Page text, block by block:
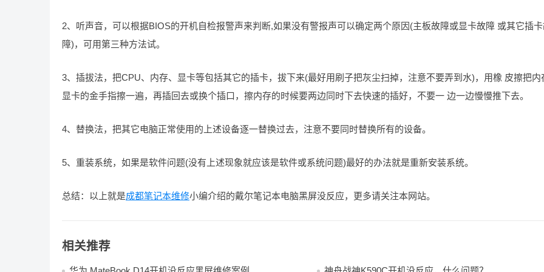
2、听声音，可以根据BIOS的开机自检报警声来判断,如果没有警报声可以确定两个原因(主板故障或显卡故障 或其它插
障)，可用第三种方法试。
3、插拔法，把CPU、内存、显卡等包括其它的插卡，拔下来(最好用刷子把灰尘扫掉，注意不要弄到水)，用橡 皮擦把内
显卡的金手指擦一遍，再插回去或换个插口，擦内存的时候要两边同时下去快速的插好，不要一 边一边慢慢推下去。
4、替换法，把其它电脑正常使用的上述设备逐一替换过去，注意不要同时替换所有的设备。
5、重装系统，如果是软件问题(没有上述现象就应该是软件或系统问题)最好的办法就是重新安装系统。
总结：以上就是成都笔记本维修小编介绍的戴尔笔记本电脑黑屏没反应，更多请关注本网站。
相关推荐